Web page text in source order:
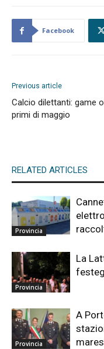
Facebook
Previous article
Calcio dilettanti: game
primi di maggio
RELATED ARTICLES
Provincia
Provincia
La
Provincia
A